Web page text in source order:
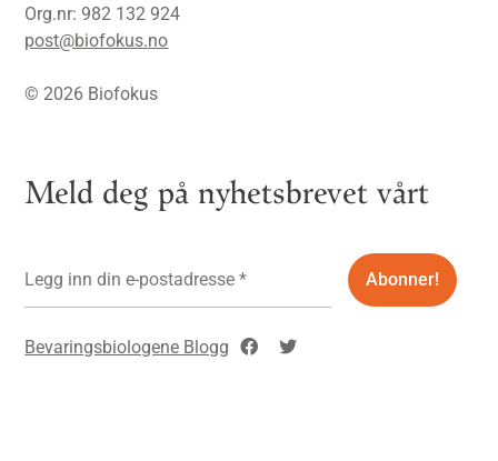
Org.nr: 982 132 924
post@biofokus.no
© 2026 Biofokus
Meld deg på nyhetsbrevet vårt
Bevaringsbiologene Blogg